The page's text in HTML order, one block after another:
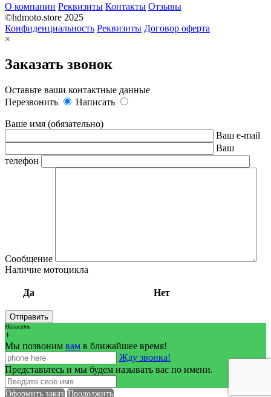
О компании Реквизиты Контакты Отзывы
©hdmoto.store 2025
Конфиденциальность Реквизиты Договор оферта
×
Заказать звонок
Оставьте ваши контактные данные
Перезвонить
Написать
Ваше имя (обязательно)
Ваш e-mail
Ваш
телефон
Сообщение
Наличие мотоцикла
Да Нет
Написать
+
Мы позвоним вам в ближайшее время!
Жду звонка!
Представьтесь и мы будем называть вас по имени.
Оформить заказ Продолжить